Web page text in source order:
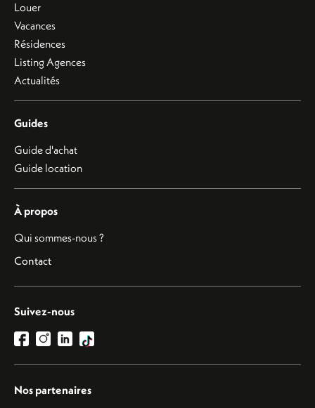
Louer
Vacances
Résidences
Listing Agences
Actualités
Guides
Guide d'achat
Guide location
À propos
Qui sommes-nous ?
Contact
Suivez-nous
Nos partenaires